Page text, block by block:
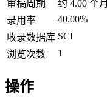
审稿周期
约 4.00 个月
录用率
40.00%
收录数据库 SCI
浏览次数
1
操作